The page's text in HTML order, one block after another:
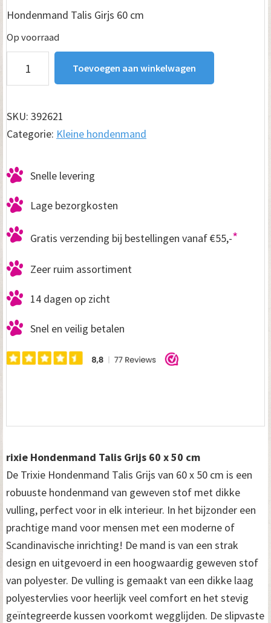
Hondenmand Talis Girjs 60 cm
Op voorraad
Talis
60
cm
Toevoegen aan winkelwagen
SKU: 392621
Categorie: Kleine hondenmand
Snelle levering
Lage bezorgkosten
Gratis verzending bij bestellingen vanaf €55,-*
Zeer ruim assortiment
14 dagen op zicht
Snel en veilig betalen
rixie Hondenmand Talis Grijs 60 x 50 cm
De Trixie Hondenmand Talis Grijs van 60 x 50 cm is een
robuuste hondenmand van geweven stof met dikke
vulling, perfect voor in elk interieur. In het bijzonder een
prachtige mand voor mensen met een moderne of
Scandinavische inrichting! De mand is van een strak
design en uitgevoerd in een hoogwaardig geweven stof
van polyester. De vulling is gemaakt van een dikke laag
polyestervlies voor heerlijk veel comfort en het stevig
geïntegreerde kussen voorkomt wegglijden. De slipvaste